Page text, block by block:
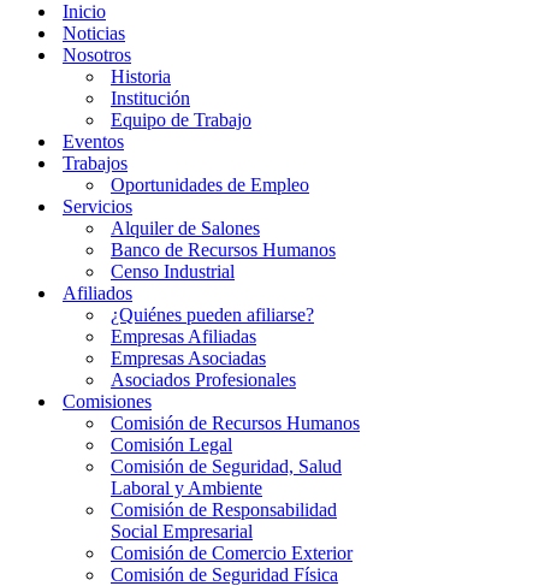
Inicio
Noticias
Nosotros
Historia
Institución
Equipo de Trabajo
Eventos
Trabajos
Oportunidades de Empleo
Servicios
Alquiler de Salones
Banco de Recursos Humanos
Censo Industrial
Afiliados
¿Quiénes pueden afiliarse?
Empresas Afiliadas
Empresas Asociadas
Asociados Profesionales
Comisiones
Comisión de Recursos Humanos
Comisión Legal
Comisión de Seguridad, Salud
Laboral y Ambiente
Comisión de Responsabilidad
Social Empresarial
Comisión de Comercio Exterior
Comisión de Seguridad Física